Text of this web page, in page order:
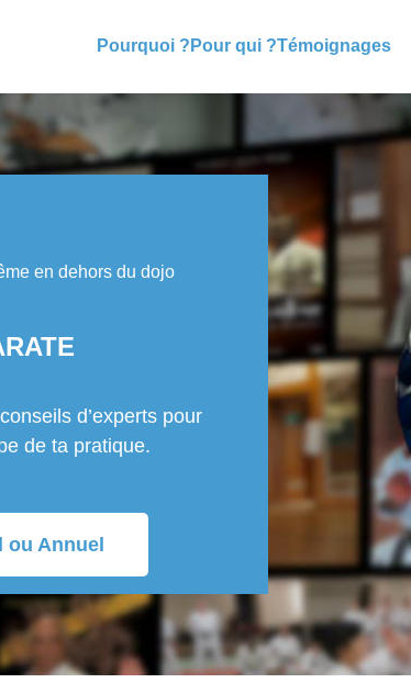
Pourquoi ? Pour qui ?Témoignages
en dehors du dojo
d’experts pour
de ta pratique.
Annuel